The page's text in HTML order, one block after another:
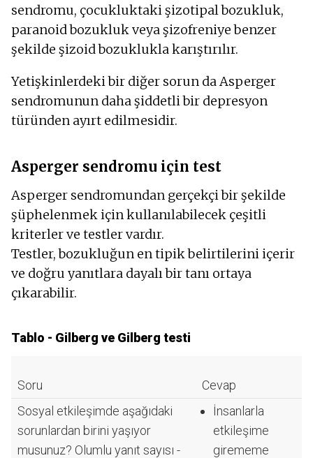
sendromu, çocukluktaki şizotipal bozukluk,
paranoid bozukluk veya şizofreniye benzer
şekilde şizoid bozuklukla karıştırılır.
Yetişkinlerdeki bir diğer sorun da Asperger
sendromunun daha şiddetli bir depresyon
türünden ayırt edilmesidir.
Asperger sendromu için test
Asperger sendromundan gerçekçi bir şekilde
şüphelenmek için kullanılabilecek çeşitli
kriterler ve testler vardır.
Testler, bozukluğun en tipik belirtilerini içerir
ve doğru yanıtlara dayalı bir tanı ortaya
çıkarabilir.
Tablo - Gilberg ve Gilberg testi
Soru
Cevap
Sosyal etkileşimde aşağıdaki
sorunlardan birini yaşıyor
musunuz? Olumlu yanıt sayısı -
İnsanlarla
etkileşime
girememe